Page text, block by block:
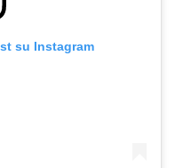
su Instagram